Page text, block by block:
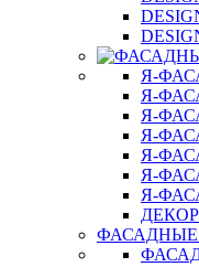
Я-
Я-
Я-
Я-
Я-
Я-
Я-